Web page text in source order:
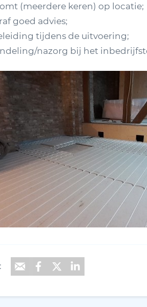
(meerdere keren) op locatie;
goed advies;
tijdens de uitvoering;
nazorg bij het